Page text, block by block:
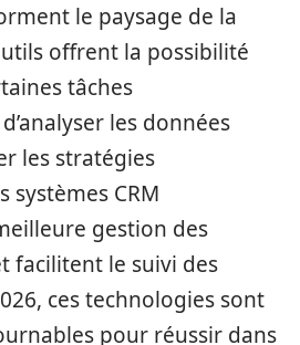
le paysage de la
offrent la possibilité
tâches
les données
les stratégies
systèmes CRM
gestion des
facilitent le suivi des
ces technologies sont
pour réussir dans